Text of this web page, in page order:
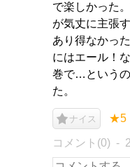
で楽しかった
が気丈に主張
あり得なかっ
にはエール！
巻で…という
た。
ナイス ★5
コメント(0)